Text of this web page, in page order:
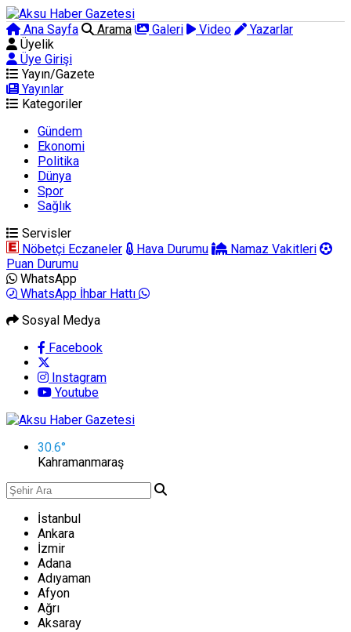
Ana Sayfa Arama Galeri Video
Yazarlar
Üyelik
Üye Girişi
Yayın/Gazete
Yayınlar
Kategoriler
Gündem
Ekonomi
Politika
Dünya
Spor
Sağlık
Servisler
Nöbetçi Eczaneler
Hava Durumu
Namaz Vakitleri
Puan Durumu
WhatsApp
WhatsApp İhbar Hattı
Sosyal Medya
Facebook
Instagram
Youtube
30.6°
Kahramanmaraş
İstanbul
Ankara
İzmir
Adana
Adıyaman
Afyon
Ağrı
Aksaray